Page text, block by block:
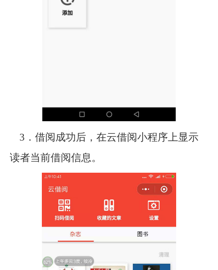
3．借阅成功后，在云借阅小程序上显示
读者当前借阅信息。